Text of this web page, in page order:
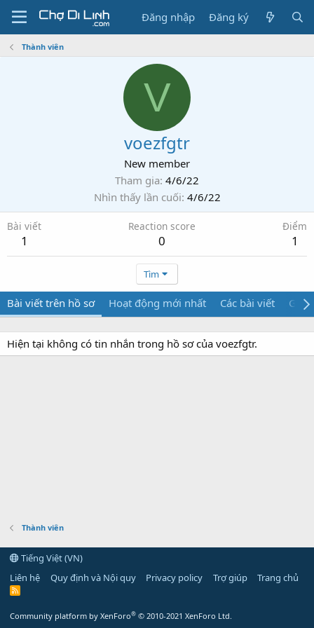
Đăng nhập Đăng ký
Thành viên
V
voezfgtr
New member
Tham gia 4/6/22
Nhìn thấy lần cuối 4/6/22
Bài viết
1
Reaction score
0
Điểm
1
Tìm
Bài viết trên hồ sơ Hoạt động mới nhất Các bài viết Giới
Hiện tại không có tin nhắn trong hồ sơ của voezfgtr.
Thành viên
Tiếng Việt (VN)
Liên hệ
Quy định và Nội quy Privacy policy Trợ giúp Trang chủ
R
Community platform by XenForo® © 2010-2021 XenForo Ltd.